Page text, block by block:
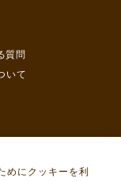
めにクッキーを利
質問
いて